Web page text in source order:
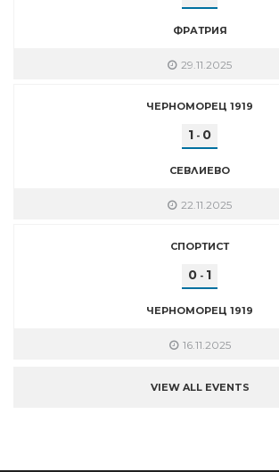
ФРАТРИЯ
29.11.2025
ЧЕРНОМОРЕЦ 1919
1 - 0
СЕВЛИЕВО
22.11.2025
СПОРТИСТ
0 - 1
ЧЕРНОМОРЕЦ 1919
16.11.2025
VIEW ALL EVENTS